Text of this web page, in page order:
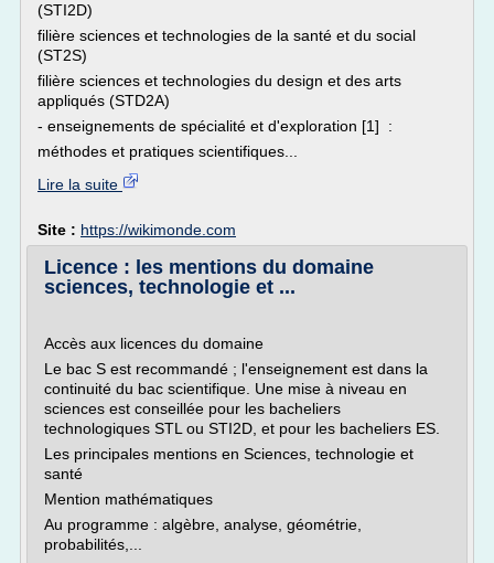
(STI2D)
filière sciences et technologies de la santé et du social
(ST2S)
filière sciences et technologies du design et des arts
appliqués (STD2A)
- enseignements de spécialité et d'exploration [1] :
méthodes et pratiques scientifiques...
Lire la suite
Site : https://wikimonde.com
Licence : les mentions du domaine
sciences, technologie et ...
Accès aux licences du domaine
Le bac S est recommandé ; l'enseignement est dans la
continuité du bac scientifique. Une mise à niveau en
sciences est conseillée pour les bacheliers
technologiques STL ou STI2D, et pour les bacheliers ES.
Les principales mentions en Sciences, technologie et
santé
Mention mathématiques
Au programme : algèbre, analyse, géométrie,
probabilités,...